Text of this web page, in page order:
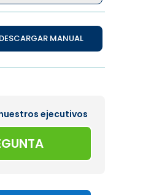
DESCARGAR MANUAL
ejecutivos